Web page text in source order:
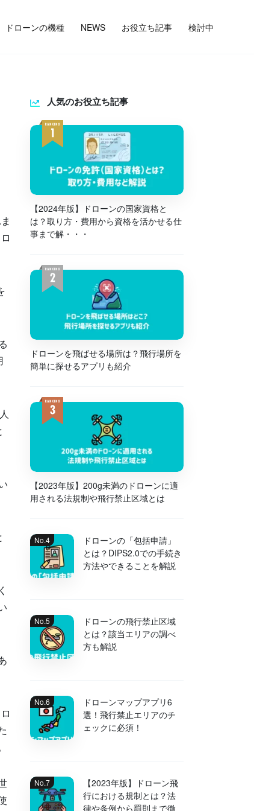
ドローンの機種 NEWS お役立ち記事 検討中
人気のお役立ち記事
【2024年版】ドローンの国家資格と
は？取り方・費用から資格を活かせる仕
事まで解・・・
ドローンを飛ばせる場所は？飛行場所を
簡単に探せるアプリも紹介
【2023年版】200g未満のドローンに適
用される法規制や飛行禁止区域とは
ドローンの「包括申請」
とは？DIPS2.0での手続き
方法やできることを解説
ドローンの飛行禁止区域
とは？該当エリアの調べ
方も解説
ドローンマップアプリ6
選！飛行禁止エリアのチ
ェックに必須！
【2023年版】ドローン飛
行における規制とは？法
律や条例から罰則まで徹